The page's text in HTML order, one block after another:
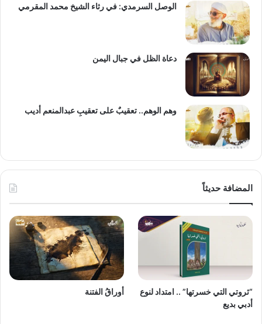
الوصل السرمدي: في رثاء الشيخ محمد المقرمي
دعاة الظل في جبال اليمن
وهم الوهم.. تعقيبٌ على تعقيبِ عبدالمنعم أديب
المضافة حديثاً
“ثروتي التي خسرتها” .. امتداد لنوع
أدبي بديع
أوراقُ الفتنة